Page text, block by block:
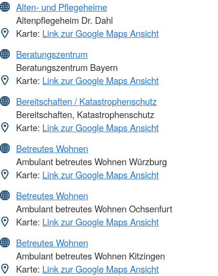
Alten- und Pflegeheime
Altenpflegeheim Dr. Dahl
Karte: Link zur Google Maps Ansicht
Beratungszentrum
Beratungszentrum Bayern
Karte: Link zur Google Maps Ansicht
Bereitschaften / Katastrophenschutz
Bereitschaften, Katastrophenschutz
Karte: Link zur Google Maps Ansicht
Betreutes Wohnen
Ambulant betreutes Wohnen Würzburg
Karte: Link zur Google Maps Ansicht
Betreutes Wohnen
Ambulant betreutes Wohnen Ochsenfurt
Karte: Link zur Google Maps Ansicht
Betreutes Wohnen
Ambulant betreutes Wohnen Kitzingen
Karte: Link zur Google Maps Ansicht